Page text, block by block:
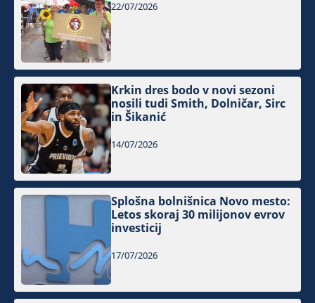
22/07/2026
Krkin dres bodo v novi sezoni
nosili tudi Smith, Dolničar, Sirc
in Šikanić
14/07/2026
Splošna bolnišnica Novo mesto:
Letos skoraj 30 milijonov evrov
investicij
17/07/2026